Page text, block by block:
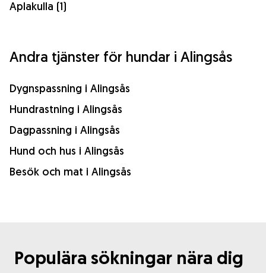
Aplakulla (1)
Andra tjänster för hundar i Alingsås
Dygnspassning i Alingsås
Hundrastning i Alingsås
Dagpassning i Alingsås
Hund och hus i Alingsås
Besök och mat i Alingsås
Populära sökningar nära dig